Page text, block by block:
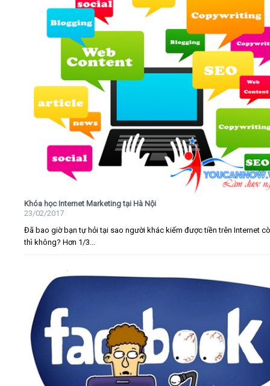
Khóa học Internet Marketing tại Hà Nội
23/02/2017
Đã bao giờ bạn tự hỏi tại sao người khác kiếm được tiền trên Internet
thì không? Hơn 1/3...